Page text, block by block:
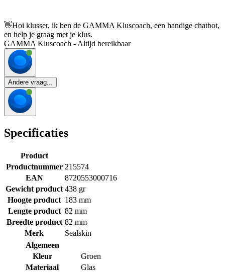
👋Hoi klusser, ik ben de GAMMA Kluscoach, een handige chatbot,
en help je graag met je klus.
GAMMA Kluscoach - Altijd bereikbaar
Andere vraag...
Specificaties
Product
Productnummer 215574
EAN
8720553000716
Gewicht product 438 gr
Hoogte product 183 mm
Lengte product 82 mm
Breedte product 82 mm
Merk
Sealskin
Algemeen
Kleur
Groen
Materiaal
Glas